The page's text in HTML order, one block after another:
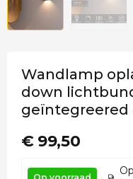
Wandlamp
down
geïntegreered
€ 99,50
Op voorraad